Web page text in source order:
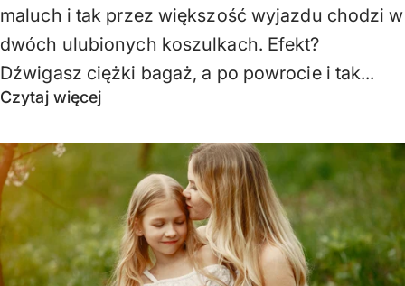
maluch i tak przez większość wyjazdu chodzi w
dwóch ulubionych koszulkach. Efekt?
Dźwigasz ciężki bagaż, a po powrocie i tak...
Czytaj więcej